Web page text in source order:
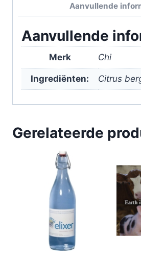
bio
aantal
Aanvullende
Aanvullende
Merk Chi
Ingrediënten: Citrus
Gerelateerde